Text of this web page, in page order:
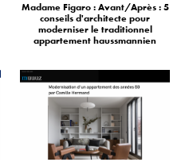
Madame Figaro : Avant/Après : 5
conseils d'architecte pour
moderniser le traditionnel
appartement haussmannien